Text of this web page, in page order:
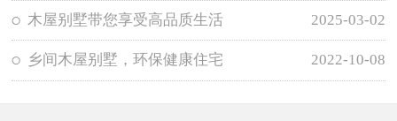
木屋别墅带您享受高品质生活 2025-03-02
乡间木屋别墅，环保健康住宅 2022-10-08